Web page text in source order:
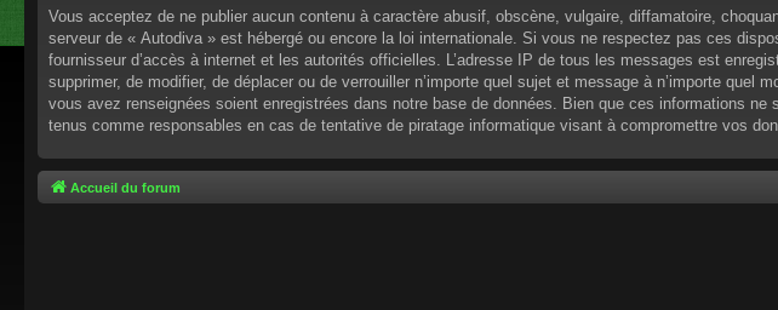
Vous acceptez de ne publier aucun contenu à caractère abusif, obscène, vulgaire, diffamatoire,
serveur de « Autodiva » est hébergé ou encore la loi internationale. Si vous ne respectez pas ces
fournisseur d’accès à internet et les autorités officielles. L’adresse IP de tous les messages est
supprimer, de modifier, de déplacer ou de verrouiller n’importe quel sujet et message à n’importe
vous avez renseignées soient enregistrées dans notre base de données. Bien que ces informations
tenus comme responsables en cas de tentative de piratage informatique visant à compromettre vos
Accueil du forum